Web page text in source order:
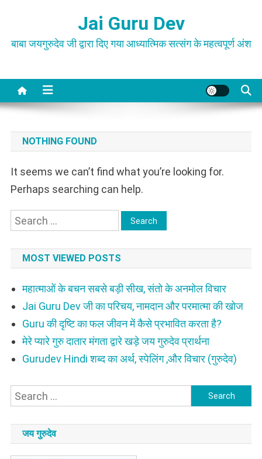
content
Jai Guru Dev
बाबा जयगुरुदेव जी द्वारा दिए गया आध्यात्मिक सत्संग के महत्वपूर्ण अंश
NOTHING FOUND
It seems we can’t find what you’re looking for.
Perhaps searching can help.
Search
MOST VIEWED POSTS
महात्माओं के बचन सबसे बड़ी सीख, संतो के अनमोल विचार
Jai Guru Dev जी का परिचय, नामदान और परमात्मा की खोज
Guru की दृष्टि का फल जीवन में कैसे प्रभावित करता है?
मेरे प्यारे गुरु दातार मंगता द्वारे खड़े जय गुरुदेव प्रार्थना
Gurudev Hindi शब्द का अर्थ, स्पेलिंग ,और विचार (गुरुदेव)
Search
जय गुरुदेव